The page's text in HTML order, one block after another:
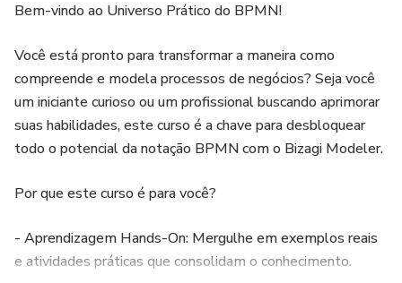
Bem-vindo ao Universo Prático do BPMN!
Você está pronto para transformar a maneira como
compreende e modela processos de negócios? Seja você
um iniciante curioso ou um profissional buscando aprimorar
suas habilidades, este curso é a chave para desbloquear
todo o potencial da notação BPMN com o Bizagi Modeler.
Por que este curso é para você?
- Aprendizagem Hands-On: Mergulhe em exemplos reais
e atividades práticas que consolidam o conhecimento.